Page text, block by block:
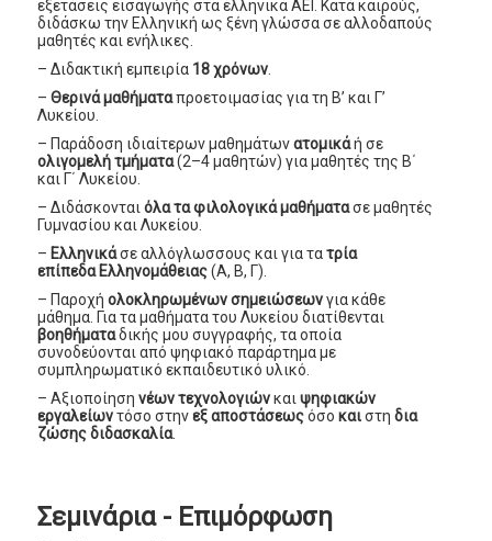
εξετάσεις εισαγωγής στα ελληνικά ΑΕΙ. Κατά καιρούς,
διδάσκω την Ελληνική ως ξένη γλώσσα σε αλλοδαπούς
μαθητές και ενήλικες.
– Διδακτική εμπειρία 18 χρόνων.
–Θερινά μαθήματαπροετοιμασίας για τη Β’ και Γ’
Λυκείου.
– Παράδοση ιδιαίτερων μαθημάτωνατομικάή σε
ολιγομελή τμήματα(2–4 μαθητών) για μαθητές της Β΄
και Γ΄ Λυκείου.
– Διδάσκονταιόλα τα φιλολογικά μαθήματασε μαθητές
Γυμνασίου και Λυκείου.
– Ελληνικάσε αλλόγλωσσους και για τατρία
επίπεδα Ελληνομάθειας(Α, Β, Γ).
– Παροχήολοκληρωμένων σημειώσεωνγια κάθε
μάθημα. Για τα μαθήματα του Λυκείου διατίθενται
βοηθήματαδικής μου συγγραφής, τα οποία
συνοδεύονται από ψηφιακό παράρτημα με
συμπληρωματικό εκπαιδευτικό υλικό.
– Αξιοποίησηνέων τεχνολογιώνκαιψηφιακών
εργαλείωντόσο στηνεξ αποστάσεωςόσοκαιστηδια
ζώσης διδασκαλία.
Σεμινάρια - Επιμόρφωση